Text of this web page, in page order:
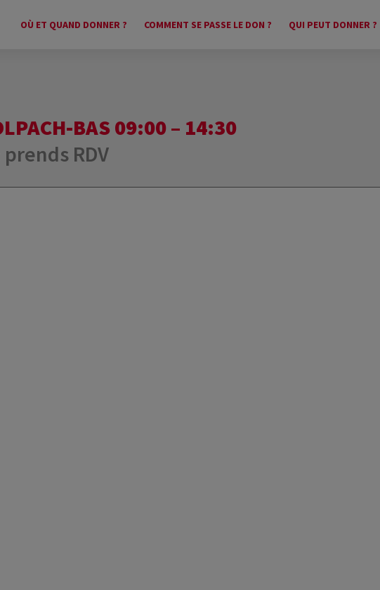
OÙ ET QUAND DONNER ? COMMENT SE PASSE LE DON ? QUI PEUT DONNER ?
BAS 09:00 – 14:30
RDV